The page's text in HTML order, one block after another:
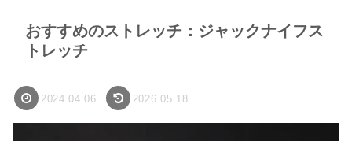
おすすめのストレッチ：ジャックナイフス
トレッチ
2024.04.06 2026.05.18